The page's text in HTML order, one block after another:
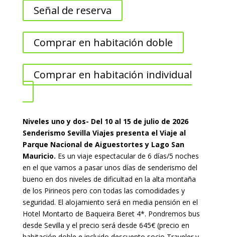
Señal de reserva
Comprar en habitación doble
Comprar en habitación individual
Niveles uno y dos- Del 10 al 15 de julio de 2026
Senderismo Sevilla Viajes presenta el Viaje al
Parque Nacional de Aiguestortes y Lago San
Mauricio. Es un viaje espectacular de 6 días/5 noches
en el que vamos a pasar unos días de senderismo del
bueno en dos niveles de dificultad en la alta montaña
de los Pirineos pero con todas las comodidades y
seguridad. El alojamiento será en media pensión en el
Hotel Montarto de Baqueira Beret 4*. Pondremos bus
desde Sevilla y el precio será desde 645€ (precio en